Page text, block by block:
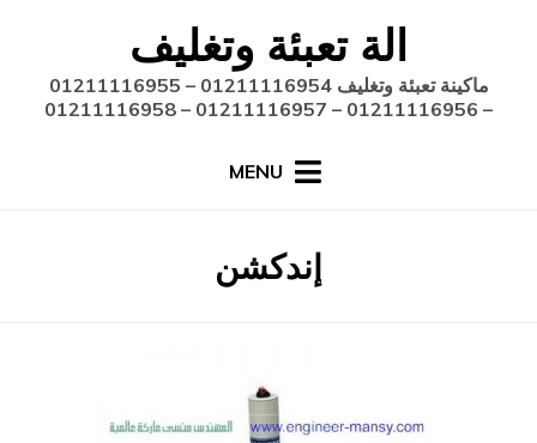
content
الة تعبئة وتغليف
ماكينة تعبئة وتغليف 01211116954 – 01211116955
– 01211116956 – 01211116957 – 01211116958
MENU
الوسم
:
إندكشن